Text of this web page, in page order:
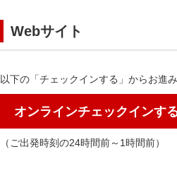
Webサイト
以下の「チェックインする」からお進み
オンラインチェックインす
（ご出発時刻の24時間前～1時間前）